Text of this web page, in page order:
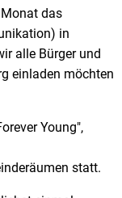
das
in
alle Bürger und
einladen möchten
Young",
statt.